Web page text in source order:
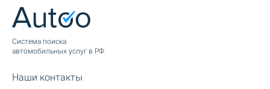
Cистема поиска
автомобильных услуг в РФ
Наши контакты